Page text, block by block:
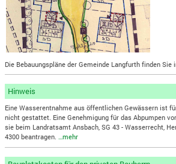
Die Bebauungspläne der Gemeinde Langfurth finden Sie
Hinweis
Eine Wasserentnahme aus öffentlichen Gewässern ist
nicht gestattet. Eine Genehmigung für das Abpumpen
sie beim Landratsamt Ansbach, SG 43 - Wasserrecht,
4300 beantragen.…mehr